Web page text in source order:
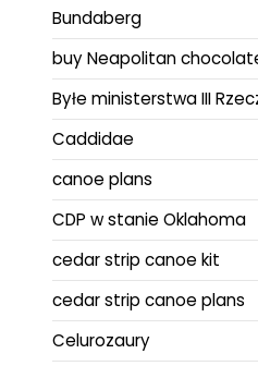
Bundaberg
buy Neapolitan
Byłe ministerstwa III
Caddidae
canoe plans
CDP w stanie Oklahoma
cedar strip canoe kit
cedar strip canoe plans
Celurozaury